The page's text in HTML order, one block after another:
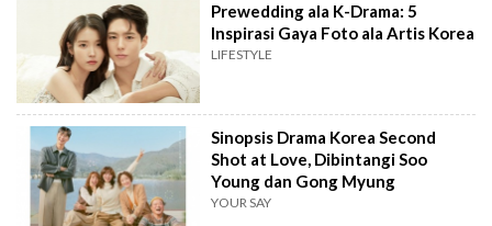
Prewedding ala K-Drama: 5
Inspirasi Gaya Foto ala Artis Korea
LIFESTYLE
Sinopsis Drama Korea Second
Shot at Love, Dibintangi Soo
Young dan Gong Myung
YOUR SAY